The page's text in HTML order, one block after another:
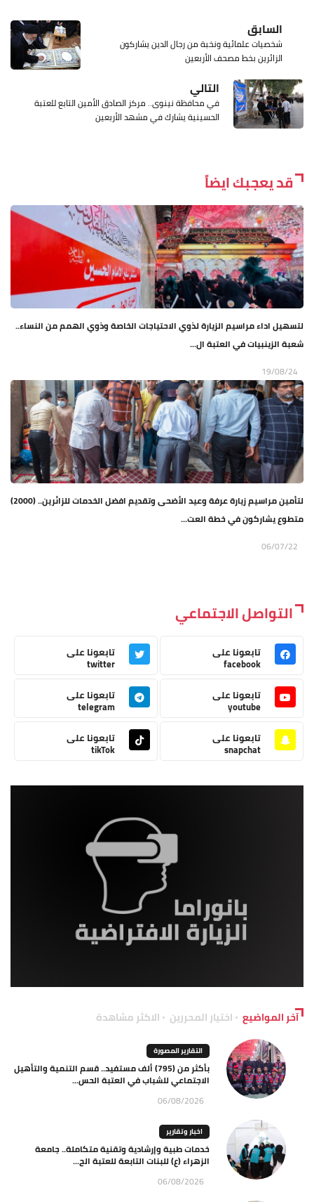
السابق
شخصيات علمائية ونخبة من رجال الدين يشاركون
الزائرين بخط مصحف الأربعين
التالي
في محافظة نينوى.. مركز الصادق الأمين التابع للعتبة
الحسينية يشارك في مشهد الأربعين
قد يعجبك ايضاً
لتسهيل اداء مراسيم الزيارة لذوي الاحتياجات الخاصة وذوي الهمم من النساء..
شعبة الزينبيات في العتبة ال...
19/08/24
لتأمين مراسيم زيارة عرفة وعيد الأضحى وتقديم افضل الخدمات للزائرين.. (2000)
متطوع يشاركون في خطة العت...
06/07/22
التواصل الاجتماعي
تابعونا على
facebook
تابعونا على
twitter
تابعونا على
youtube
تابعونا على
telegram
تابعونا على
snapchat
تابعونا على
tikTok
آخر المواضيع اختيار المحررين الاكثر مشاهدة
التقارير المصورة
بأكثر من (795) ألف مستفيد.. قسم التنمية والتأهيل
الاجتماعي للشباب في العتبة الحس...
06/08/2026
اخبار وتقارير
خدمات طبية وإرشادية وتقنية متكاملة.. جامعة
الزهراء (ع) للبنات التابعة للعتبة الح...
06/08/2026